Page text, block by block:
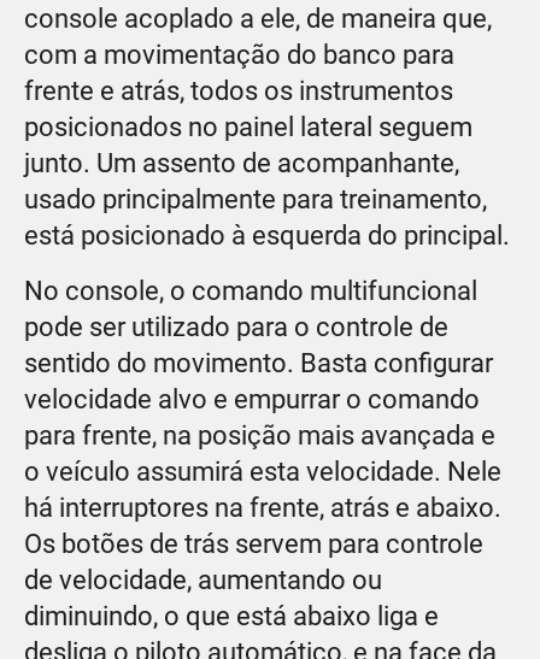
console acoplado a ele, de maneira que,
com a movimentação do banco para
frente e atrás, todos os instrumentos
posicionados no painel lateral seguem
junto. Um assento de acompanhante,
usado principalmente para treinamento,
está posicionado à esquerda do principal.
No console, o comando multifuncional
pode ser utilizado para o controle de
sentido do movimento. Basta configurar
velocidade alvo e empurrar o comando
para frente, na posição mais avançada e
o veículo assumirá esta velocidade. Nele
há interruptores na frente, atrás e abaixo.
Os botões de trás servem para controle
de velocidade, aumentando ou
diminuindo, o que está abaixo liga e
desliga o piloto automático, e na face da